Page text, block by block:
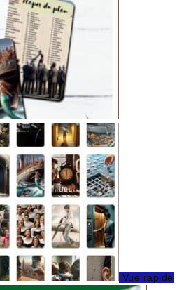
Vue rapide